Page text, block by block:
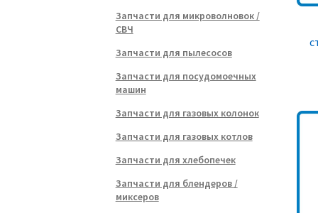
Запчасти для микроволновок /
СВЧ
Запчасти для пылесосов
Запчасти для посудомоечных
машин
Запчасти для газовых колонок
Запчасти для газовых котлов
Запчасти для хлебопечек
Запчасти для блендеров /
миксеров